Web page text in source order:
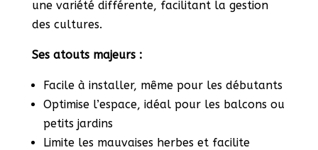
une variété différente, facilitant la gestion
des cultures.
Ses atouts majeurs :
Facile à installer, même pour les débutants
Optimise l’espace, idéal pour les balcons ou
petits jardins
Limite les mauvaises herbes et facilite